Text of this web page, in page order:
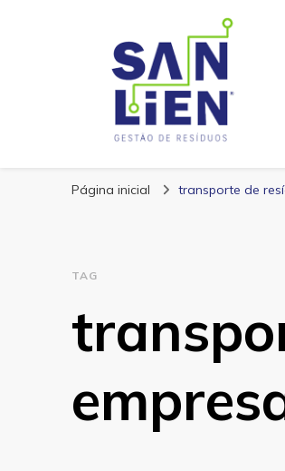
San Lien
Página inicial transporte de
TAG